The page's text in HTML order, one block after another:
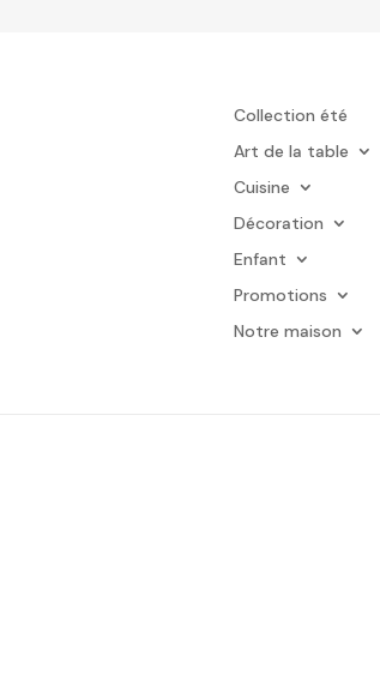
Collection été
Art de la table
Cuisine
Décoration
Enfant
Promotions
Notre maison